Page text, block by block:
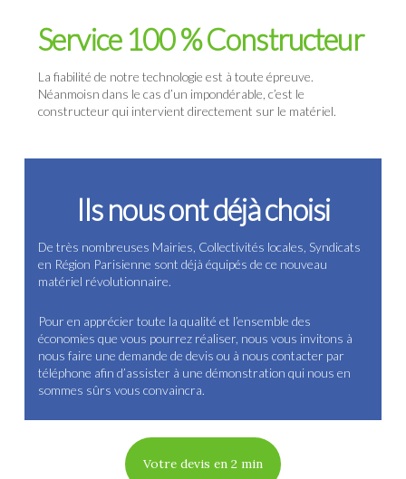
Service 100 % Constructeur
La fiabilité de notre technologie est à toute épreuve.
Néanmoisn dans le cas d’un impondérable, c’est le
constructeur qui intervient directement sur le matériel.
Ils nous ont déjà choisi
De très nombreuses Mairies, Collectivités locales, Syndicats
en Région Parisienne sont déjà équipés de ce nouveau
matériel révolutionnaire.
Pour en apprécier toute la qualité et l’ensemble des
économies que vous pourrez réaliser, nous vous invitons à
nous faire une demande de devis ou à nous contacter par
téléphone afin d’assister à une démonstration qui nous en
sommes sûrs vous convaincra.
Votre devis en 2 min